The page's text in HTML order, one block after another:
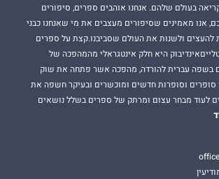
בעולם שלהם. אנחנו אוהבים ספרים, סיפורים
אנו מאמינים שסיפורים מעצבים את מי שאנחנו כבני
להעצים ולשנות את העולם שסביבנו.קצת על ספרים
היא חלק אינטגראלי מהמהפכה של
בשפה עברית להורדה, מהפכה אשר פתחה את שוק
סופרים וסופרות חדשים ומוכשרים ובעיקר חשפה את
לעוד מבחר עצום ומרתק של ספרים בשלל נושאים